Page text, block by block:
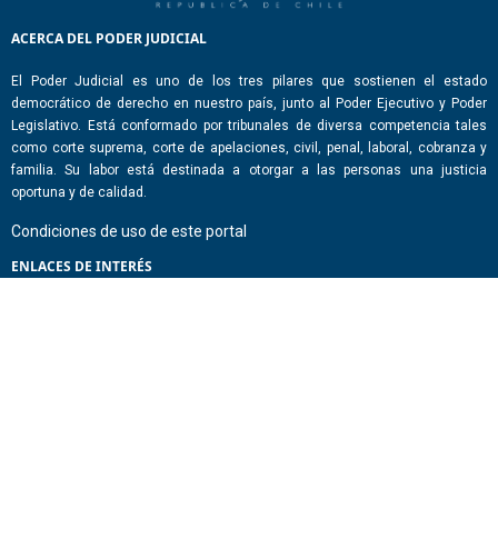
ACERCA DEL PODER JUDICIAL
El Poder Judicial es uno de los tres pilares que sostienen el estado
democrático de derecho en nuestro país, junto al Poder Ejecutivo y Poder
Legislativo. Está conformado por tribunales de diversa competencia tales
como corte suprema, corte de apelaciones, civil, penal, laboral, cobranza y
familia. Su labor está destinada a otorgar a las personas una justicia
oportuna y de calidad.
Condiciones de uso de este portal
ENLACES DE INTERÉS